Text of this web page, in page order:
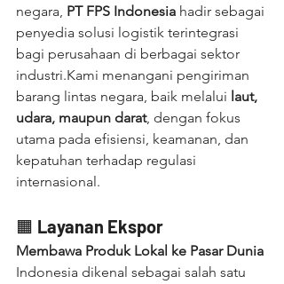
negara, PT FPS Indonesia hadir sebagai
penyedia solusi logistik terintegrasi
bagi perusahaan di berbagai sektor
industri.Kami menangani pengiriman
barang lintas negara, baik melalui laut,
udara, maupun darat, dengan fokus
utama pada efisiensi, keamanan, dan
kepatuhan terhadap regulasi
internasional.
🟧 Layanan Ekspor
Membawa Produk Lokal ke Pasar Dunia
Indonesia dikenal sebagai salah satu